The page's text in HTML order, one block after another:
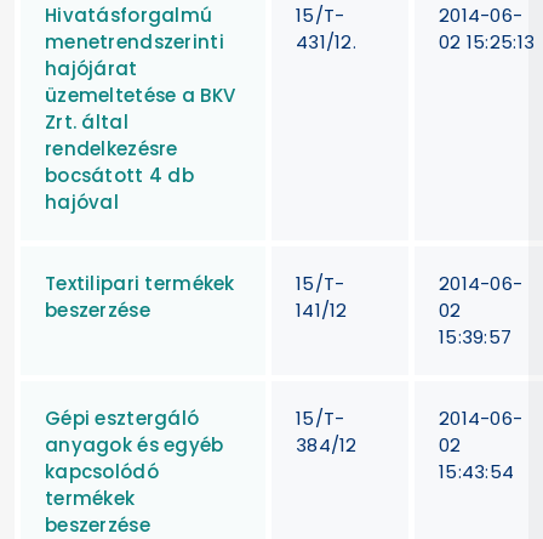
Hivatásforgalmú
menetrendszerinti
hajójárat
üzemeltetése a BKV
Zrt. által
rendelkezésre
bocsátott 4 db
hajóval
15/T-
431/12.
2014-06-
02 15:25:13
Textilipari termékek
beszerzése
15/T-
141/12
2014-06-
02
15:39:57
Gépi esztergáló
anyagok és egyéb
kapcsolódó
termékek
beszerzése
15/T-
384/12
2014-06-
02
15:43:54